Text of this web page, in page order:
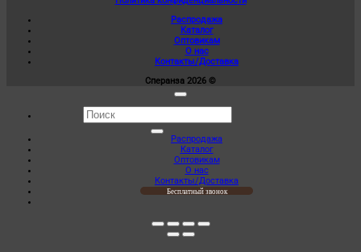
Опции
выбрать
странице
Распродажа
Каталог
Оптовикам
О нас
Контакты/Доставка
Сперанза 2026 ©
Искать:
Распродажа
Каталог
Оптовикам
О нас
Контакты/Доставка
Бесплатный звонок